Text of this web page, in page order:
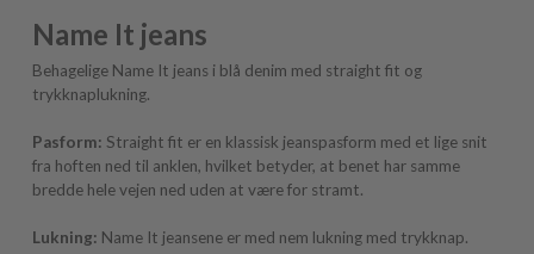
Name It jeans
Behagelige Name It jeans i blå denim med straight fit og
trykknaplukning.
Pasform: Straight fit er en klassisk jeanspasform med et lige snit
fra hoften ned til anklen, hvilket betyder, at benet har samme
bredde hele vejen ned uden at være for stramt.
Lukning: Name It jeansene er med nem lukning med trykknap.